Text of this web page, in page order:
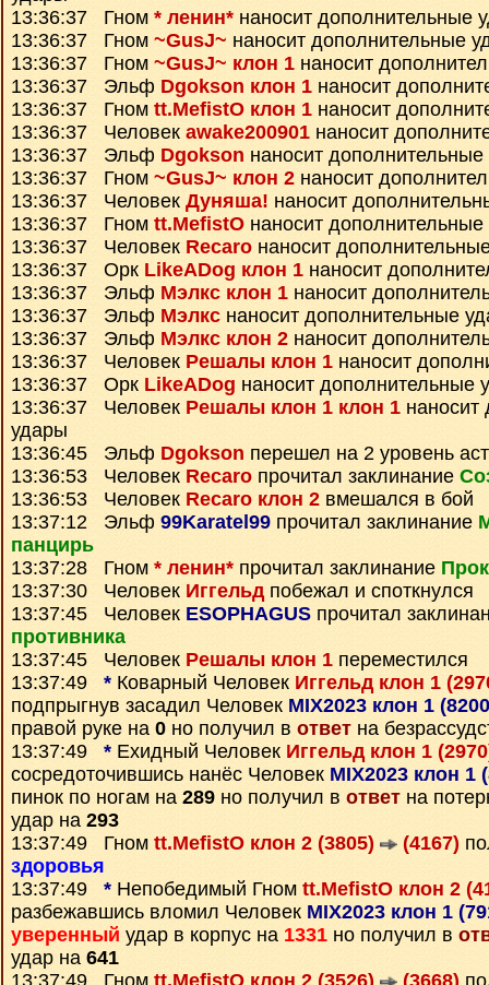
13:36:37 Гном * ленин* наносит дополнительные
13:36:37 Гном ~GusJ~ наносит дополнительные
13:36:37 Гном ~GusJ~ клон 1 наносит
13:36:37 Эльф Dgokson клон 1 наносит
13:36:37 Гном tt.MefistO клон 1 наносит
13:36:37 Человек awake200901 наносит
13:36:37 Эльф Dgokson наносит
13:36:37 Гном ~GusJ~ клон 2 наносит
13:36:37 Человек Дуняша! наносит
13:36:37 Гном tt.MefistO наносит
13:36:37 Человек Recaro наносит
13:36:37 Орк LikeADog клон 1 наносит
13:36:37 Эльф Мэлкс клон 1 наносит
13:36:37 Эльф Мэлкс наносит дополнительные
13:36:37 Эльф Мэлкс клон 2 наносит
13:36:37 Человек Решалы клон 1 наносит
13:36:37 Орк LikeADog наносит дополнительные
13:36:37 Человек Решалы клон 1 клон 1 наносит
удары
13:36:45 Эльф Dgokson перешел на 2 уровень
13:36:53 Человек Recaro прочитал заклинание
13:36:53 Человек Recaro клон 2 вмешался в бой
13:37:12 Эльф 99Karatel99 прочитал заклинание
панцирь
13:37:28 Гном * ленин* прочитал заклинание
13:37:30 Человек Иггельдпобежал и споткнулся
13:37:45 Человек ESOPHAGUS прочитал
противника
13:37:45 Человек Решалы клон 1 переместился
13:37:49 * Коварный Человек Иггельд клон 1
подпрыгнув засадил Человек MIX2023 клон 1
правой руке на 0 но получил в ответ на
13:37:49 * Ехидный Человек Иггельд клон 1
сосредоточившись нанёс Человек MIX2023 клон 1
пинок по ногам на 289 но получил в ответ на
удар на 293
13:37:49 Гном tt.MefistO клон 2 (3805) (4167)
здоровья
13:37:49 * Непобедимый Гном tt.MefistO клон 2
разбежавшись вломил Человек MIX2023 клон 1
уверенный удар в корпус на 1331 но получил в
удар на 641
13:37:49 Гном tt.MefistO клон 2 (3526) (3668)